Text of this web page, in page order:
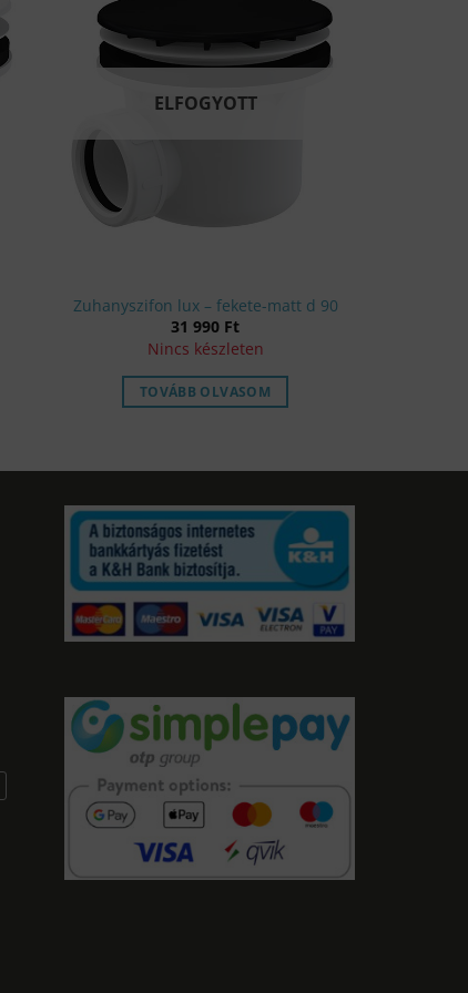
ELFOGYOTT
Zuhanyszifon lux – fekete-matt d 90
31 990 Ft
Nincs készleten
TOVÁBB OLVASOM